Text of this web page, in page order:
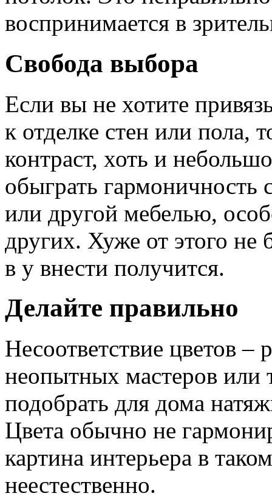
воспринимается в
Свобода выбора
Если вы не хотите
к отделке стен или пола,
контраст, хоть и
обыграть
или другой мебелью,
других. Хуже от этого не
в у внести получится.
Делайте правильно
Несоответствие цветов –
неопытных мастеров или
подобрать для дома
Цвета обычно не
картина интерьера в
неестественно.